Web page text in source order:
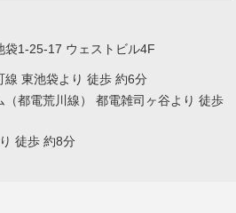
袋1-25-17 ウェストビル4F
線 東池袋より 徒歩 約6分
（都電荒川線） 都電雑司ヶ谷より 徒歩
徒歩 約8分